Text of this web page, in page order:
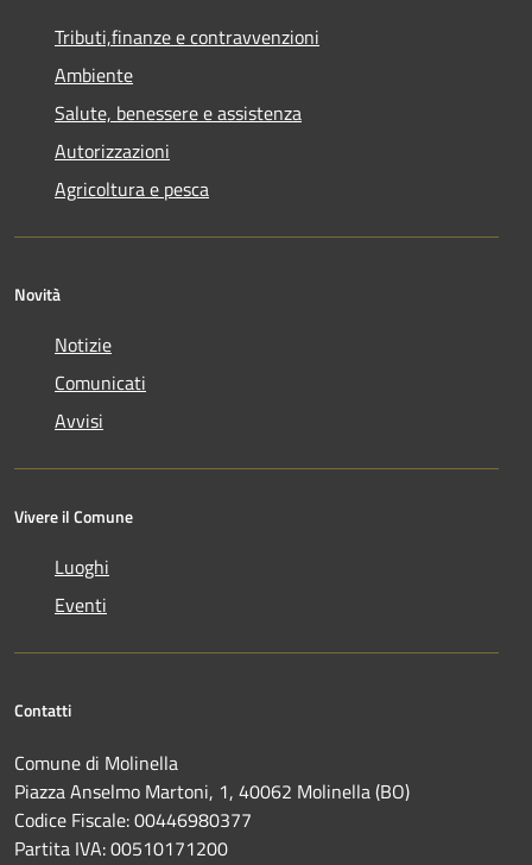
Tributi,finanze e contravvenzioni
Ambiente
Salute, benessere e assistenza
Autorizzazioni
Agricoltura e pesca
Novità
Notizie
Comunicati
Avvisi
Vivere il Comune
Luoghi
Eventi
Contatti
Comune di Molinella
Piazza Anselmo Martoni, 1, 40062 Molinella (BO)
Codice Fiscale: 00446980377
Partita IVA: 00510171200